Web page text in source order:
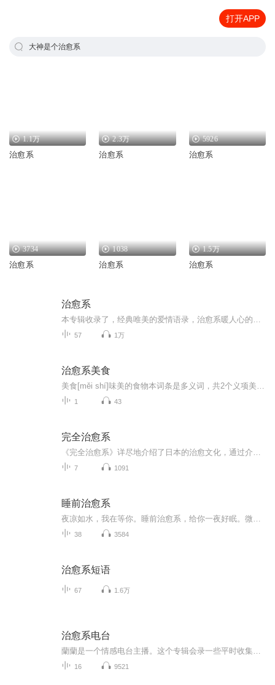
打开APP
大神是个治愈系
1.1万
治愈系
2.3万
治愈系
5926
治愈系
3734
治愈系
1038
治愈系
1.5万
治愈系
治愈系
57 1万
治愈系美食
1 43
完全治愈系
7 1091
睡前治愈系
38 3584
治愈系短语
67 1.6万
治愈系电台
16 9521